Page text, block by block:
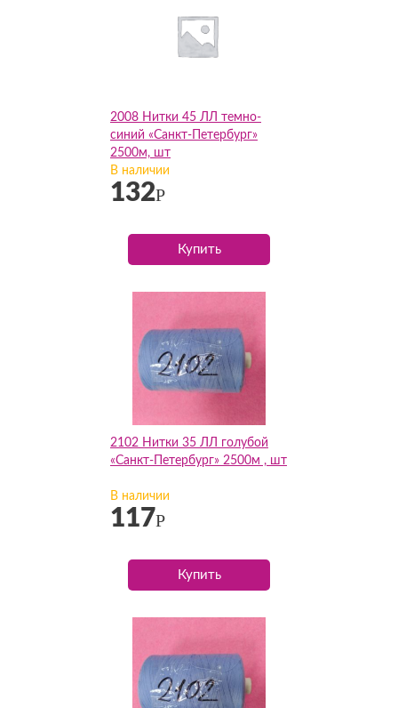
2008 Нитки 45 ЛЛ темно-
синий «Санкт-Петербург»
2500м, шт
В наличии
132Р
Купить
2102 Нитки 35 ЛЛ голубой
«Санкт-Петербург» 2500м , шт
В наличии
117Р
Купить